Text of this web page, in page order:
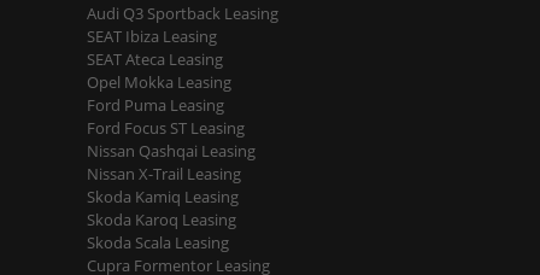
Audi Q3 Sportback Leasing
SEAT Ibiza Leasing
SEAT Ateca Leasing
Opel Mokka Leasing
Ford Puma Leasing
Ford Focus ST Leasing
Nissan Qashqai Leasing
Nissan X-Trail Leasing
Skoda Kamiq Leasing
Skoda Karoq Leasing
Skoda Scala Leasing
Cupra Formentor Leasing